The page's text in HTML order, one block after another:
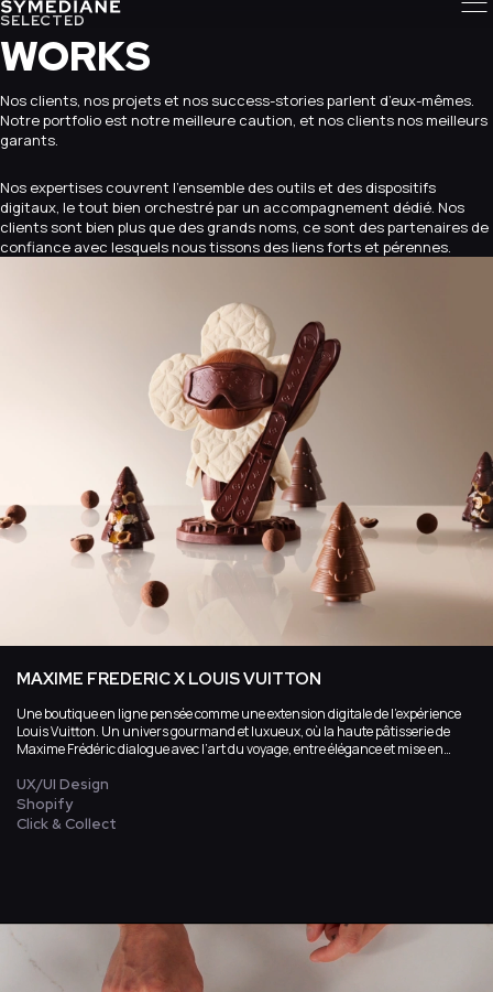
SELECTED
WORKS
Nos clients, nos projets et nos success-stories parlent d’eux-mêmes.
Notre portfolio est notre meilleure caution, et nos clients nos meilleurs
garants.
Nos expertises couvrent l’ensemble des outils et des dispositifs
digitaux, le tout bien orchestré par un accompagnement dédié. Nos
clients sont bien plus que des grands noms, ce sont des partenaires de
confiance avec lesquels nous tissons des liens forts et pérennes.
MAXIME FREDERIC X LOUIS VUITTON
Une boutique en ligne pensée comme une extension digitale de l’expérience
Louis Vuitton. Un univers gourmand et luxueux, où la haute pâtisserie de
Maxime Frédéric dialogue avec l’art du voyage, entre élégance et mise en
UX/UI Design
Shopify
Click & Collect